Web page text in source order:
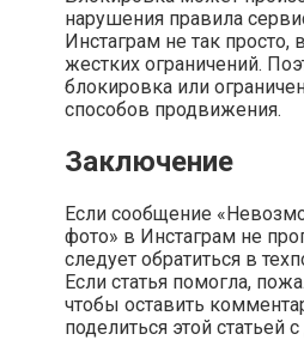
нарушения правила
Инстаграм не так просто,
жестких ограничений.
блокировка или
способов продвижения.
Заключение
Если сообщение
фото» в Инстаграм не
следует обратиться в
Если статья помогла,
чтобы оставить
поделиться этой статьей